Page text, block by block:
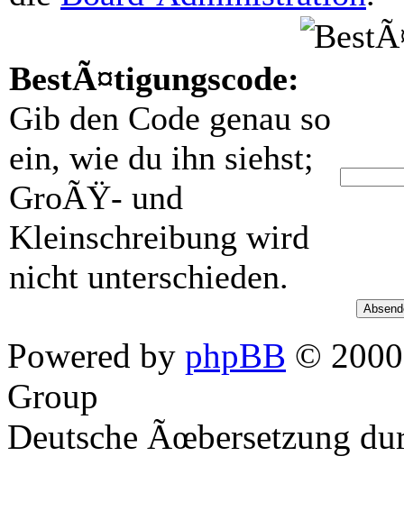
BestÃ¤tigungscode:
Gib den Code genau so
ein, wie du ihn siehst;
GroÃŸ- und
Kleinschreibung wird
nicht unterschieden.
Powered by phpBB ©
Group
Deutsche Ãœbersetzung